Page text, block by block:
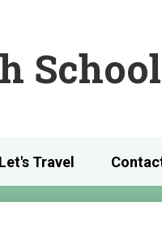
School
Let's Travel